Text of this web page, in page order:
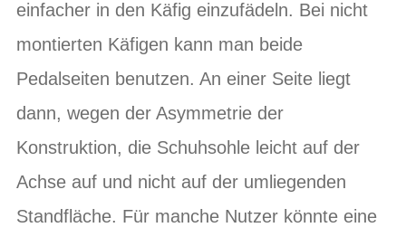
einfacher in den Käfig einzufädeln. Bei nicht
montierten Käfigen kann man beide
Pedalseiten benutzen. An einer Seite liegt
dann, wegen der Asymmetrie der
Konstruktion, die Schuhsohle leicht auf der
Achse auf und nicht auf der umliegenden
Standfläche. Für manche Nutzer könnte eine